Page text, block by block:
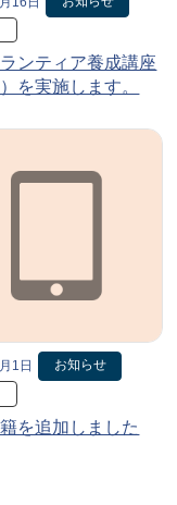
ンティア養成講座
）を実施します。
1日
お知らせ
を追加しました